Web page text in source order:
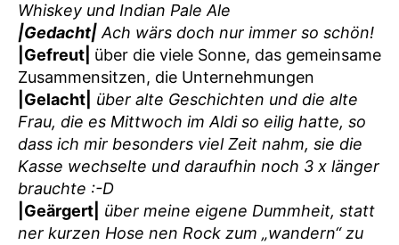
Whiskey und Indian Pale Ale
|Gedacht| Ach wärs doch nur immer so schön!
|Gefreut| über die viele Sonne, das gemeinsame
Zusammensitzen, die Unternehmungen
|Gelacht|
über alte Geschichten und die alte
Frau, die es Mittwoch im Aldi so eilig hatte, so
dass ich mir besonders viel Zeit nahm, sie die
Kasse wechselte und daraufhin noch 3 x länger
brauchte :-D
|Geärgert|
über meine eigene Dummheit, statt
ner kurzen Hose nen Rock zum „wandern“ zu